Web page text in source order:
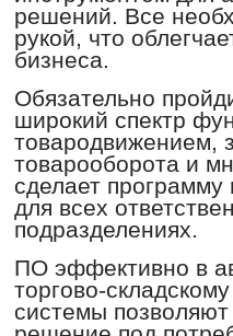
решений. Все
рукой, что
бизнеса.
Обязательно
широкий спектр
товародвижением,
товарооборота и
сделает
для всех
подразделениях.
ПО эффективно в
торгово-
системы